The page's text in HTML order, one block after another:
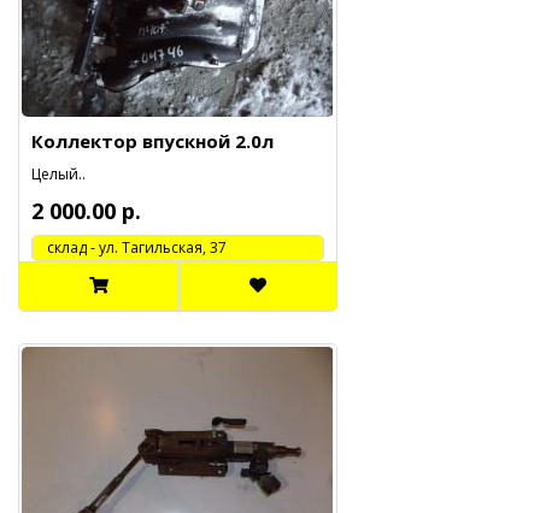
Коллектор впускной 2.0л
Целый..
2 000.00 р.
cклад - ул. Тагильская, 37